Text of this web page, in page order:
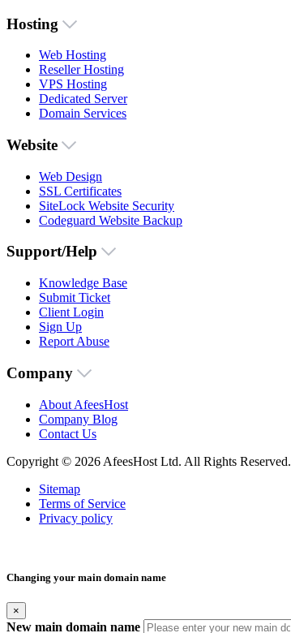
Hosting
Web Hosting
Reseller Hosting
VPS Hosting
Dedicated Server
Domain Services
Website
Web Design
SSL Certificates
SiteLock Website Security
Codeguard Website Backup
Support/Help
Knowledge Base
Submit Ticket
Client Login
Sign Up
Report Abuse
Company
About AfeesHost
Company Blog
Contact Us
Copyright © 2026 AfeesHost Ltd. All Rights Reserved.
Sitemap
Terms of Service
Privacy policy
Changing your main domain name
×
New main domain name